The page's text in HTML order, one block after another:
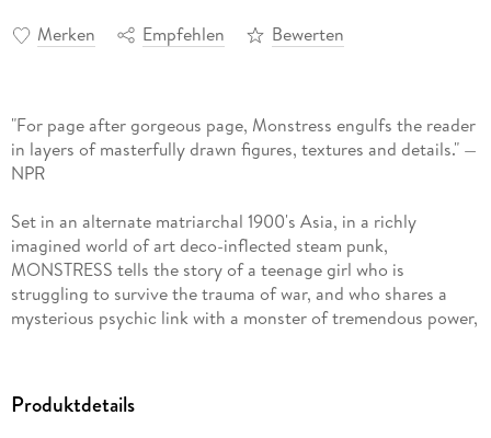
Merken Empfehlen Bewerten
"For page after gorgeous page, Monstress engulfs the reader
in layers of masterfully drawn figures, textures and details." —
NPR
Set in an alternate matriarchal 1900's Asia, in a richly
imagined world of art deco-inflected steam punk,
MONSTRESS tells the story of a teenage girl who is
struggling to survive the trauma of war, and who shares a
mysterious psychic link with a monster of tremendous power,
Collects MONSTRESS #1-6.
Produktdetails